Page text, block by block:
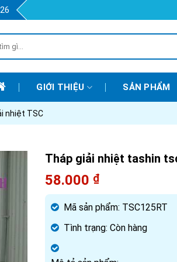
GIỚI THIỆU SẢN PHẨM
nhiệt TSC
Tháp giải nhiệt tashin
58.000 ₫
Mã sản phẩm: TSC125RT
Tình trạng: Còn hàng